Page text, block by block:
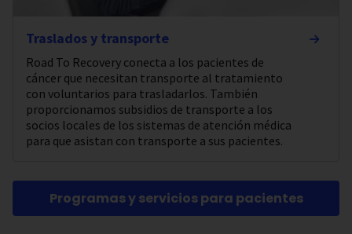
Traslados y transporte
Road To Recovery conecta a los pacientes de
cáncer que necesitan transporte al tratamiento
con voluntarios para trasladarlos. También
proporcionamos subsidios de transporte a los
socios locales de los sistemas de atención médica
para que asistan con transporte a sus pacientes.
Programas y servicios para pacientes